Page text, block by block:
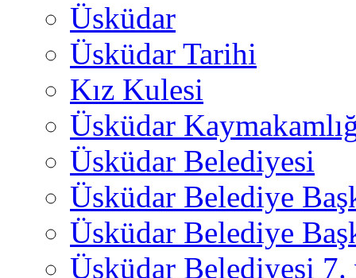
Üsküdar
Üsküdar Tarihi
Kız Kulesi
Üsküdar
Üsküdar Belediyesi
Üsküdar Belediye
Üsküdar Belediye
Üsküdar Belediyesi